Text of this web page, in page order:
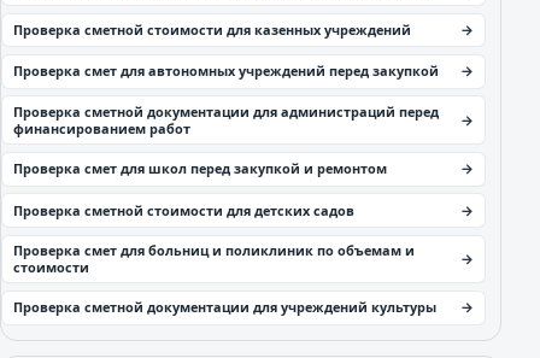
Проверка сметной стоимости для казенных учреждений
Проверка смет для автономных учреждений перед закупкой
Проверка сметной документации для администраций перед
финансированием работ
Проверка смет для школ перед закупкой и ремонтом
Проверка сметной стоимости для детских садов
Проверка смет для больниц и поликлиник по объемам и
стоимости
Проверка сметной документации для учреждений культуры